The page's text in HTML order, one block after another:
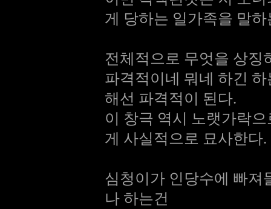
게 당하는 일가족을 말
전체적으로 무엇을 상징
파격적이네 뭐네 하긴
해선 파격적이 된다.
이 창극 역시 노랫가락
게 사실적으로 묘사한다.
심청이가 인당수에 빠져
나 하는건